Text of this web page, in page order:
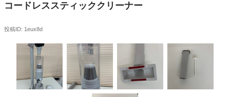
コードレススティッククリーナー
投稿ID: 1eux8d